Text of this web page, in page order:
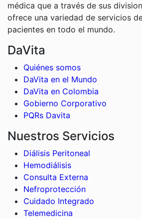
médica que a través de sus
ofrece una variedad de servicios
pacientes en todo el mundo.
DaVita
Quiénes somos
DaVita en el Mundo
DaVita en Colombia
Gobierno Corporativo
PQRs Davita
Nuestros Servicios
Diálisis Peritoneal
Hemodiálisis
Consulta Externa
Nefroprotección
Cuidado Integrado
Telemedicina